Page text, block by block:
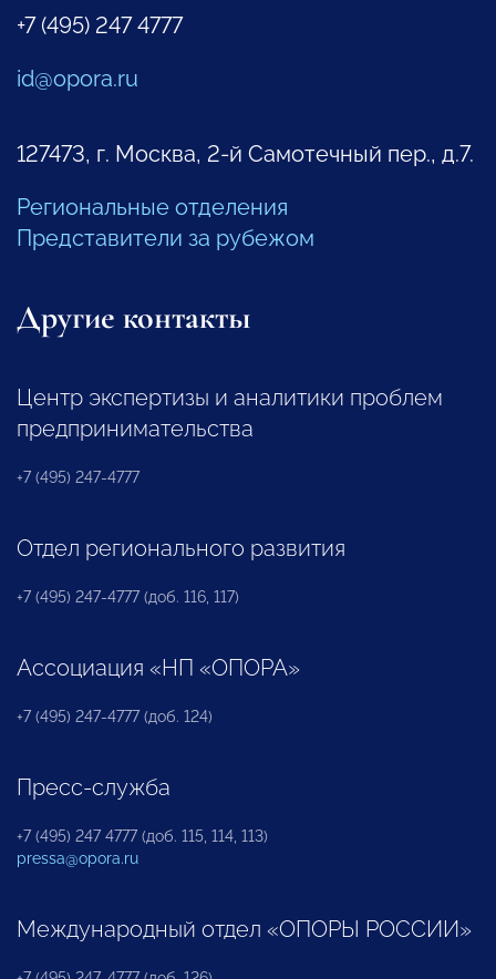
+7 (495) 247 4777
id@opora.ru
127473, г. Москва, 2-й Самотечный пер., д.7.
Региональные отделения
Представители за рубежом
Другие контакты
Центр экспертизы и аналитики проблем
предпринимательства
+7 (495) 247-4777
Отдел регионального развития
+7 (495) 247-4777 (доб. 116, 117)
Ассоциация «НП «ОПОРА»
+7 (495) 247-4777 (доб. 124)
Пресс-служба
+7 (495) 247 4777 (доб. 115, 114, 113)
pressa@opora.ru
Международный отдел «ОПОРЫ РОССИИ»